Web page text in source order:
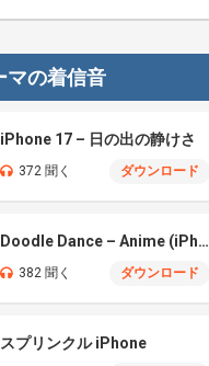
マの着信音
iPhone 17 – 日の出の静けさ
372 聞く ダウンロード
Doodle Dance – Anime (iPhone)
382 聞く ダウンロード
スプリンクル iPhone